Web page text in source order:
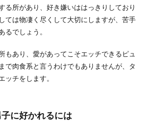
る所があり、好き嫌いははっきりしており
ては物凄く尽くして大切にしますが、苦手
るでしょう。
もあり、愛があってこそエッチできるピュ
で肉食系と言うわけでもありませんが、タ
ッチをします。
に好かれるには